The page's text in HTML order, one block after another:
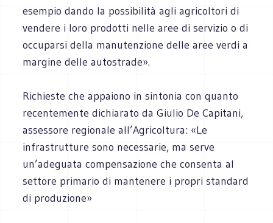
esempio dando la possibilità agli agricoltori di
vendere i loro prodotti nelle aree di servizio o di
occuparsi della manutenzione delle aree verdi a
margine delle autostrade».
Richieste che appaiono in sintonia con quanto
recentemente dichiarato da Giulio De Capitani,
assessore regionale all’Agricoltura: «Le
infrastrutture sono necessarie, ma serve
un’adeguata compensazione che consenta al
settore primario di mantenere i propri standard
di produzione»